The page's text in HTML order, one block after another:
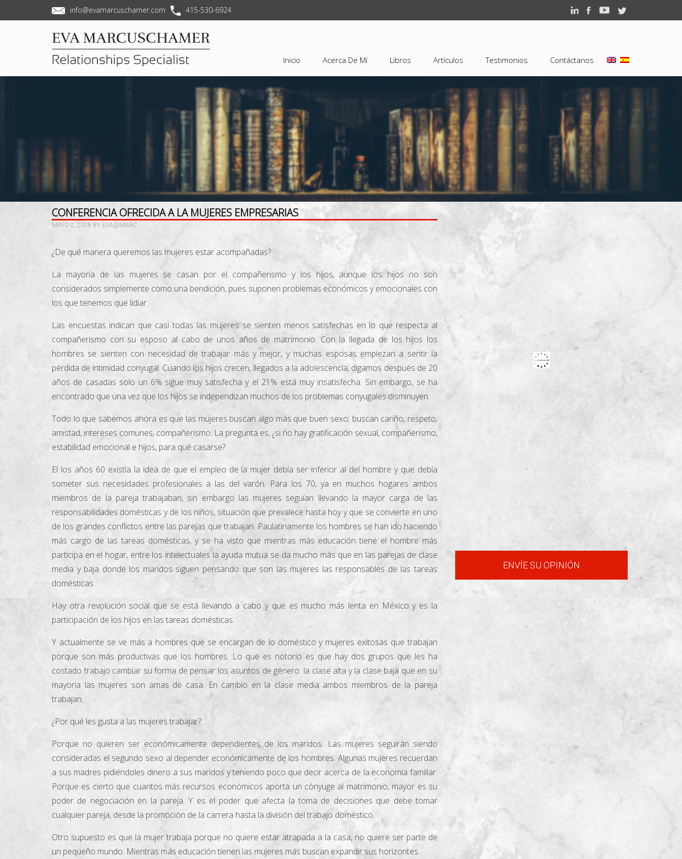
info@evamarcuschamer.com 415-530-6924
Inicio Acerca De Mí Libros Artículos Testimonios Contáctanos
CONFERENCIA OFRECIDA A LA MUJERES EMPRESARIAS
MAYO 2, 2018 BY EVA@MARC
¿De qué manera queremos las mujeres estar acompañadas?
La mayoría de las mujeres se casan por el compañerismo y los hijos, aunque los hijos no son
considerados simplemente como una bendición, pues suponen problemas económicos y emocionales con
los que tenemos que lidiar.
Las encuestas indican que casi todas las mujeres se sienten menos satisfechas en lo que respecta al
compañerismo con su esposo al cabo de unos años de matrimonio. Con la llegada de los hijos los
hombres se sienten con necesidad de trabajar más y mejor, y muchas esposas empiezan a sentir la
pérdida de intimidad conyugal. Cuando los hijos crecen, llegados a la adolescencia, digamos después de 20
años de casadas solo un 6% sigue muy satisfecha y el 21% está muy insatisfecha. Sin embargo, se ha
encontrado que una vez que los hijos se independizan muchos de los problemas conyugales disminuyen.
Todo lo que sabemos ahora es que las mujeres buscan algo más que buen sexo; buscan cariño, respeto,
amistad, intereses comunes, compañerismo. La pregunta es, ¿si no hay gratificación sexual, compañerismo,
estabilidad emocional e hijos, para qué casarse?
El los años 60 existía la idea de que el empleo de la mujer debía ser inferior al del hombre y que debía
someter sus necesidades profesionales a las del varón. Para los 70, ya en muchos hogares ambos
miembros de la pareja trabajaban, sin embargo las mujeres seguían llevando la mayor carga de las
responsabilidades domésticas y de los niños, situación que prevalece hasta hoy y que se convierte en uno
de los grandes conflictos entre las parejas que trabajan. Paulatinamente los hombres se han ido haciendo
más cargo de las tareas domésticas, y se ha visto que mientras más educación tiene el hombre más
participa en el hogar, entre los intelectuales la ayuda mutua se da mucho más que en las parejas de clase
media y baja donde los maridos siguen pensando que son las mujeres las responsables de las tareas
domésticas.
Hay otra revolución social que se está llevando a cabo y que es mucho más lenta en México y es la
participación de los hijos en las tareas domésticas.
Y actualmente se ve más a hombres que se encargan de lo doméstico y mujeres exitosas que trabajan
porque son más productivas que los hombres. Lo que es notorio es que hay dos grupos que les ha
costado trabajo cambiar su forma de pensar los asuntos de género: la clase alta y la clase baja que en su
mayoría las mujeres son amas de casa. En cambio en la clase media ambos miembros de la pareja
trabajan.
¿Por qué les gusta a las mujeres trabajar?
Porque no quieren ser económicamente dependientes de los maridos. Las mujeres seguirán siendo
consideradas el segundo sexo al depender económicamente de los hombres. Algunas mujeres recuerdan
a sus madres pidiéndoles dinero a sus maridos y teniendo poco que decir acerca de la economía familiar.
Porque es cierto que cuantos más recursos económicos aporta un cónyuge al matrimonio, mayor es su
poder de negociación en la pareja. Y es el poder que afecta la toma de decisiones que debe tomar
cualquier pareja, desde la promoción de la carrera hasta la división del trabajo doméstico.
Otro supuesto es que la mujer trabaja porque no quiere estar atrapada a la casa, no quiere ser parte de
un pequeño mundo. Mientras más educación tienen las mujeres más buscan expandir sus horizontes.
ENVÍE SU OPINIÓN